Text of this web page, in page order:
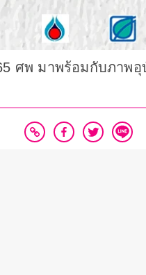
ศพ มาพร้อมกับภาพอุ